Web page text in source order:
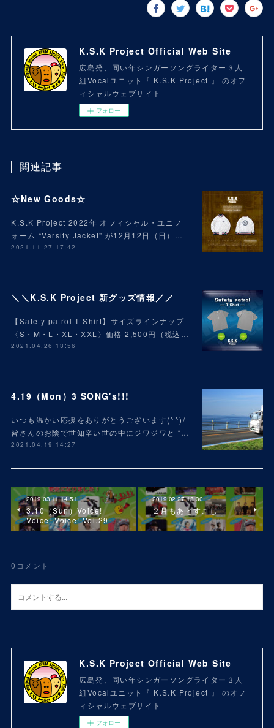
K.S.K Project Official Web Site
広島発、同い年シンガーソングライター３人
組Vocalユニット『 K.S.K Project 』 のオフ
ィシャルウェブサイト
フォロー
関連記事
☆New Goods☆
K.S.K Project 2022年 オフィシャル・ユニフ
ォーム “Varsity Jacket" が12月12日（日）…
2021.11.27 17:42
＼＼K.S.K Project 新グッズ情報／／
【Safety patrol T-Shirt】サイズラインナップ
〈S・M・L・XL・XXL〉価格 2,500円（税込…
2021.04.26 13:56
4.19（Mon）3 SONG's!!!
いつも温かい応援をありがとうございます(^^)/
皆さんのお陰で世知辛い世の中にジワジワと “…
2021.04.19 14:27
2019.03.11 14:51
3.10（Sun）Voice!
Voice! Voice! Vol.29
2019.02.27 13:30
２月もあとすこし
0 コメント
K.S.K Project Official Web Site
広島発、同い年シンガーソングライター３人
組Vocalユニット『 K.S.K Project 』 のオフ
ィシャルウェブサイト
フォロー